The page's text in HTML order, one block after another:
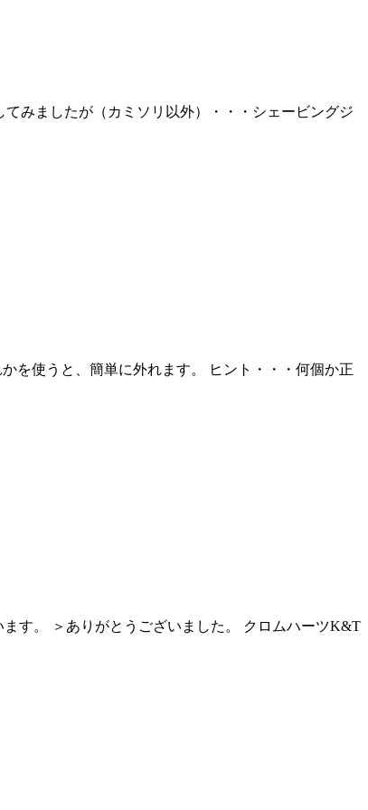
みましたが（カミソリ以外）・・・シェービングジ
を使うと、簡単に外れます。 ヒント・・・何個か正
す。 ＞ありがとうございました。 クロムハーツK&T